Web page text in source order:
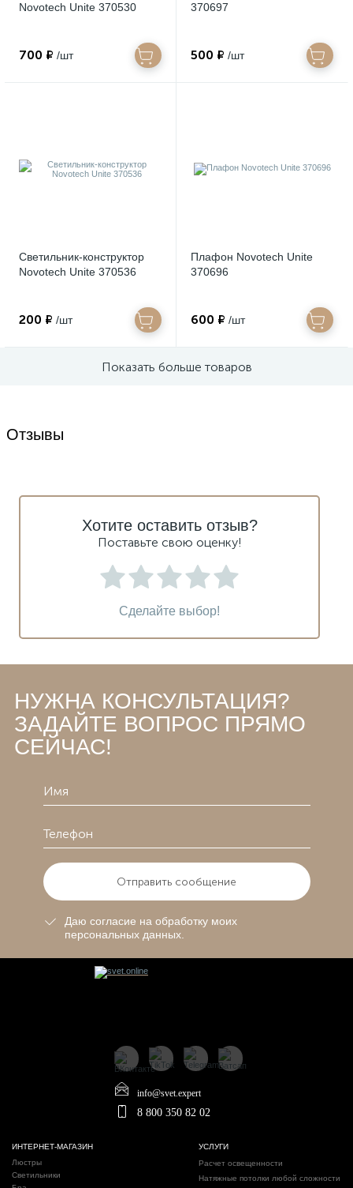
Novotech Unite 370530
700 ₽ /шт
370697
500 ₽ /шт
Светильник-конструктор
Novotech Unite 370536
200 ₽ /шт
Плафон Novotech Unite
370696
600 ₽ /шт
Показать больше товаров
Отзывы
Хотите оставить отзыв?
Поставьте свою оценку!
Сделайте выбор!
НУЖНА КОНСУЛЬТАЦИЯ?
ЗАДАЙТЕ ВОПРОС ПРЯМО
СЕЙЧАС!
Отправить сообщение
Даю согласие на обработку моих
персональных данных.
info@svet.expert
8 800 350 82 02
ИНТЕРНЕТ-МАГАЗИН
Люстры
Светильники
УСЛУГИ
Расчет освещенности
Натяжные потолки любой сложности